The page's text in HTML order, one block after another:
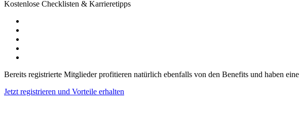
Kostenlose Checklisten & Karrieretipps
Bereits registrierte Mitglieder profitieren natürlich ebenfalls von den Benefits und haben
Jetzt registrieren und Vorteile erhalten